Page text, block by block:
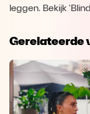
leggen. Bekijk
Gerelateerde